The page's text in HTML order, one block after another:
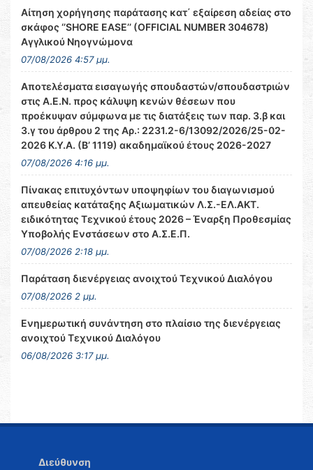
Αίτηση χορήγησης παράτασης κατ΄ εξαίρεση αδείας στο
σκάφος ‘’SHORE EASE’’ (OFFICIAL NUMBER 304678)
Αγγλικού Νηογνώμονα
07/08/2026 4:57 μμ.
Αποτελέσματα εισαγωγής σπουδαστών/σπουδαστριών
στις Α.Ε.Ν. προς κάλυψη κενών θέσεων που
προέκυψαν σύμφωνα με τις διατάξεις των παρ. 3.β και
3.γ του άρθρου 2 της Αρ.: 2231.2-6/13092/2026/25-02-
2026 Κ.Υ.Α. (Β’ 1119) ακαδημαϊκού έτους 2026-2027
07/08/2026 4:16 μμ.
Πίνακας επιτυχόντων υποψηφίων του διαγωνισμού
απευθείας κατάταξης Αξιωματικών Λ.Σ.-ΕΛ.ΑΚΤ.
ειδικότητας Τεχνικού έτους 2026 – Έναρξη Προθεσμίας
Υποβολής Ενστάσεων στο Α.Σ.Ε.Π.
07/08/2026 2:18 μμ.
Παράταση διενέργειας ανοιχτού Τεχνικού Διαλόγου
07/08/2026 2 μμ.
Ενημερωτική συνάντηση στο πλαίσιο της διενέργειας
ανοιχτού Τεχνικού Διαλόγου
06/08/2026 3:17 μμ.
Διεύθυνση